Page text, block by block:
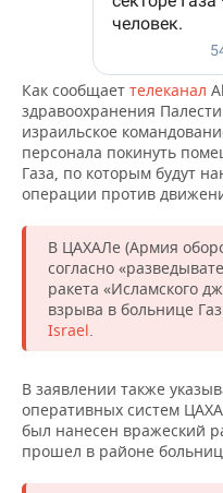
Как сообщает телеканал
здравоохранения
израильское
персонала покинуть
Газа, по которым будут
операции против
В ЦАХАЛе (Армия
согласно
ракета «Исламского
взрыва в больнице
Israel.
В заявлении также
оперативных систем
был нанесен вражеский
прошел в районе